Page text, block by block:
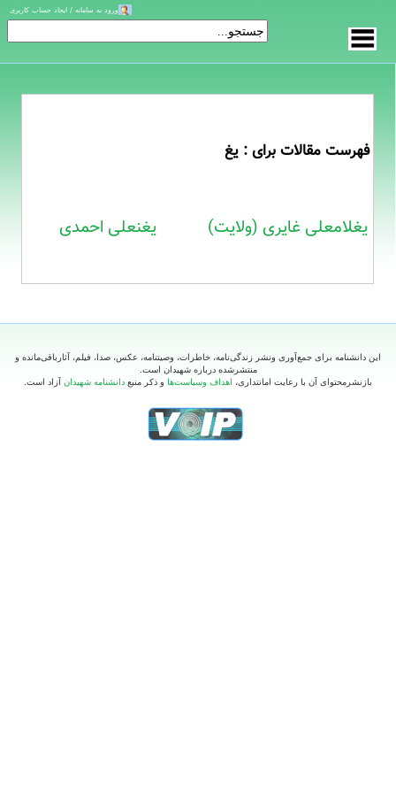
فهرست مقالات برای : یغ
یغلامعلی غایری (ولایت) یغنعلی احمدی
ورود به سامانه / ایجاد حساب کاربری
این دانشنامه برای جمع‌آوری ونشر زندگی‌نامه، خاطرات، وصیتنامه، عکس، صدا، فیلم، آثارباقی‌مانده و
منتشرشده درباره شهیدان است.
بازنشرمحتوای آن با رعایت امانتداری، اهداف وسیاست‌ها و ذکر منبع دانشنامه شهیدان آزاد است.